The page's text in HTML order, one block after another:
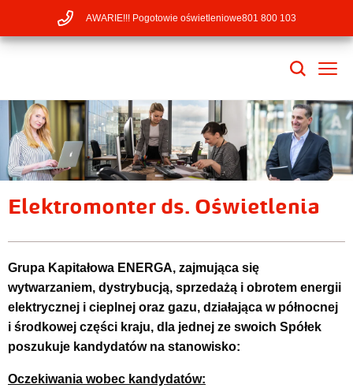
AWARIE!!! Pogotowie oświetleniowe801 800 103
Elektromonter ds. Oświetlenia
Grupa Kapitałowa ENERGA, zajmująca się
wytwarzaniem, dystrybucją, sprzedażą i obrotem energii
elektrycznej i cieplnej oraz gazu, działająca w północnej
i środkowej części kraju, dla jednej ze swoich Spółek
poszukuje kandydatów na stanowisko:
Oczekiwania wobec kandydatów: